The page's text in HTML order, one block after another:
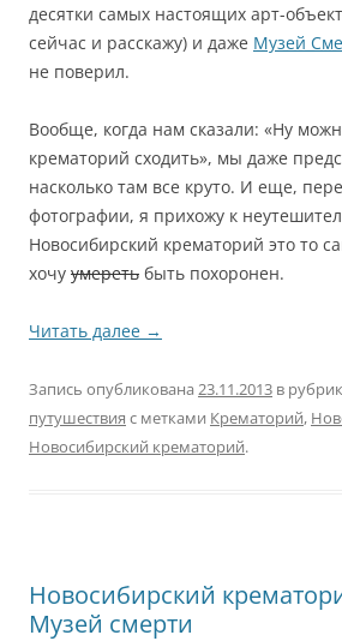
десятки самых настоящих арт-
сейчас и расскажу) и даже Музей
не поверил.
Вообще, когда нам сказали: «Ну
крематорий сходить», мы даже
насколько там все круто. И еще,
фотографии, я прихожу к
Новосибирский крематорий это то
хочу умереть быть похоронен.
Читать далее →
Запись опубликована 23.11.2013 в
путушествия с метками Крематорий,
Новосибирский крематорий.
Новосибирский
Музей смерти